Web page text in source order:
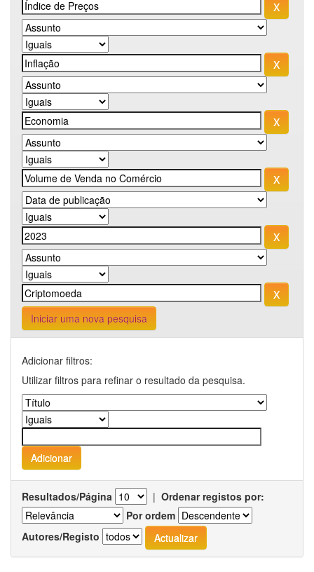
Iniciar uma nova pesquisa
Adicionar filtros:
Utilizar filtros para refinar o resultado da pesquisa.
Resultados/Página | Ordenar registos por:
Por ordem
Autores/Registo